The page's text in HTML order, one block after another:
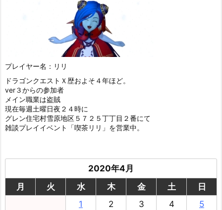
プレイヤー名：リリ
ドラゴンクエストＸ歴およそ４年ほど。
ver３からの参加者
メイン職業は盗賊
現在毎週土曜日夜２４時に
グレン住宅村雪原地区５７２５丁丁目２番にて
雑談プレイイベント「喫茶リリ」を営業中。
2020年4月
月
火 水 木 金 土
日
1
2 3 4
5